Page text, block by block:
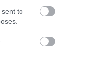
sent to